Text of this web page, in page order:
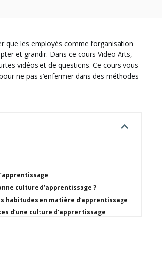
que les employés comme l’organisation
et grandir. Dans ce cours Video Arts,
vidéos et de questions. Ce cours vous
ne pas s’enfermer dans des méthodes
culture d’apprentissage ?
habitudes en matière d’apprentissage
d’une culture d’apprentissage